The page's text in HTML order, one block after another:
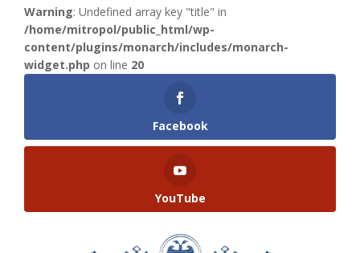
Warning: Undefined array key "title" in
/home/mitropol/public_html/wp-
content/plugins/monarch/includes/monarch-
widget.php on line 20
Facebook
YouTube